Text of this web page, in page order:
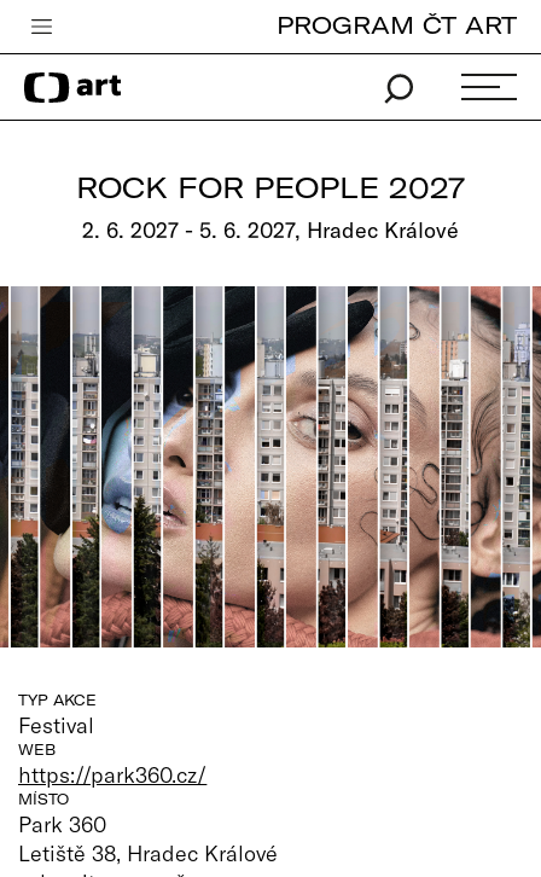
Česká televize
Zpravodajství
Pro děti
edu
Vše o ČT
PROGRAM ČT ART
ROCK FOR PEOPLE 2027
2. 6. 2027 - 5. 6. 2027, Hradec Králové
TYP AKCE
Festival
WEB
https://park360.cz/
MÍSTO
Park 360
Letiště 38, Hradec Králové